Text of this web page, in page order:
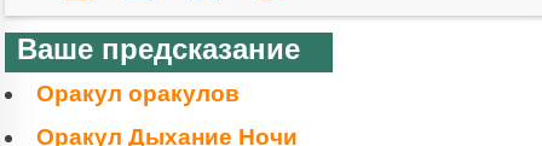
Ваше предсказание
Оракул оракулов
Оракул Дыхание Ночи